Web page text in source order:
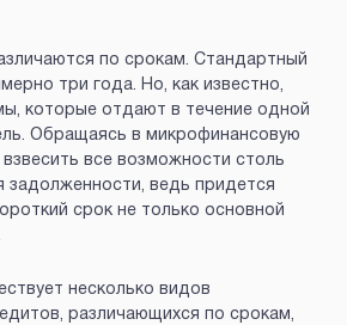
по срокам. Стандартный
три года. Но, как известно,
которые отдают в течение одной
Обращаясь в микрофинансовую
все возможности столь
задолженности, ведь придется
срок не только основной
несколько видов
различающихся по срокам,